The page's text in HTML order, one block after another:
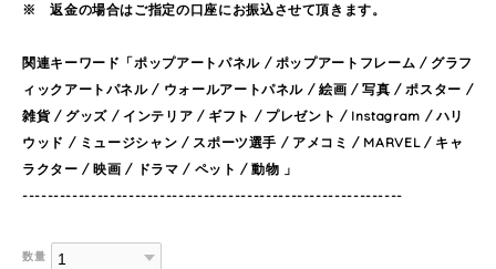
※ 返金の場合はご指定の口座にお振込させて頂きます。
関連キーワード「ポップアートパネル / ポップアートフレーム / グラフ
ィックアートパネル / ウォールアートパネル / 絵画 / 写真 / ポスター /
雑貨 / グッズ / インテリア / ギフト / プレゼント / Instagram / ハリ
ウッド / ミュージシャン / スポーツ選手 / アメコミ / MARVEL / キャ
ラクター / 映画 / ドラマ / ペット / 動物 」
-------------------------------------------------------------
数量